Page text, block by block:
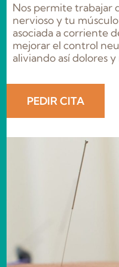
Nos permite trabajar
nervioso y tu
asociada a corriente
mejorar el control
aliviando así dolores
PEDIR CITA